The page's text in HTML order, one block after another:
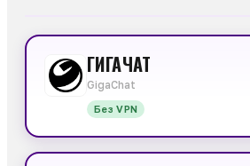
ГИГАЧАТ
GigaChat
Без VPN